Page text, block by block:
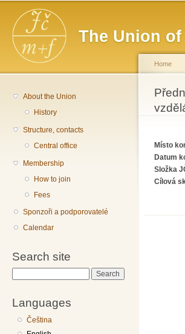
The Union
Main menu
About the Union
History
Structure, contacts
Central office
Membership
How to join
Fees
Sponzoři a podporovatelé
Calendar
Search site
Languages
Čeština
You
Home
Místo
Datum
Složka
Cílová